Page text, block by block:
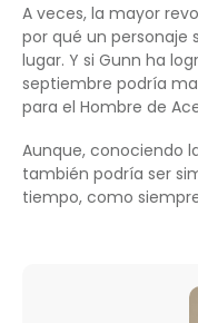
A veces, la mayor
por qué un personaje
lugar. Y si Gunn ha
septiembre podría
para el Hombre de
Aunque, conociendo
también podría ser
tiempo, como